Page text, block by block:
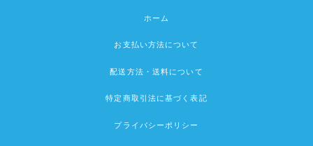
ホーム
お支払い方法について
配送方法・送料について
特定商取引法に基づく表記
プライバシーポリシー